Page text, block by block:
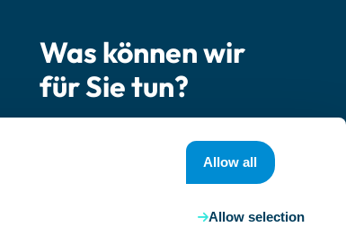
Allow all
Allow selection
Was können wir
für Sie tun?